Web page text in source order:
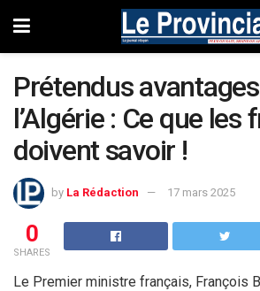
Prétendus avantages
l’Algérie : Ce que les
doivent savoir !
by La Rédaction 17 mars 2025
0
SHARES
Le Premier ministre français, François